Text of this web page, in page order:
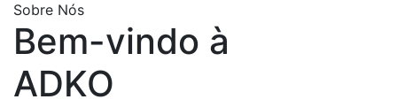
Sobre Nós
Bem-vindo à
ADKO